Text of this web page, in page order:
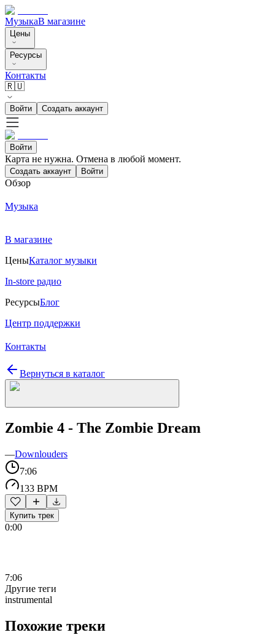
МузыкаВ магазине
Цены
Ресурсы
Контакты
🇷🇺
Войти Создать аккаунт
Войти
Карта не нужна. Отмена в любой момент.
Создать аккаунт Войти
Обзор
Музыка
В магазине
ЦеныКаталог музыки
In-store радио
РесурсыБлог
Центр поддержки
Контакты
Вернуться в каталог
Zombie 4 - The Zombie Dream
—Downlouders
7:06
133 BPM
Купить трек
0:00
7:06
Другие теги
instrumental
Похожие треки